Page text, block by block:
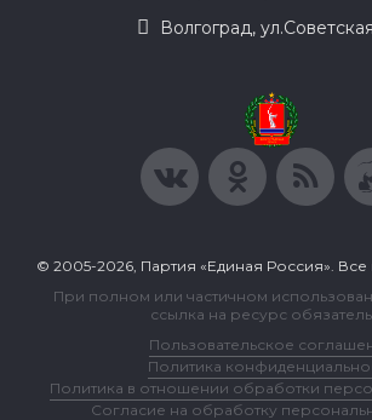
Волгоград,
© 2005-2026, Партия «Единая Россия».
При полном или частичном
ссылка на ресурс
Пользовательское
Политика
Политика в отношении обработки
Согласие на обработку